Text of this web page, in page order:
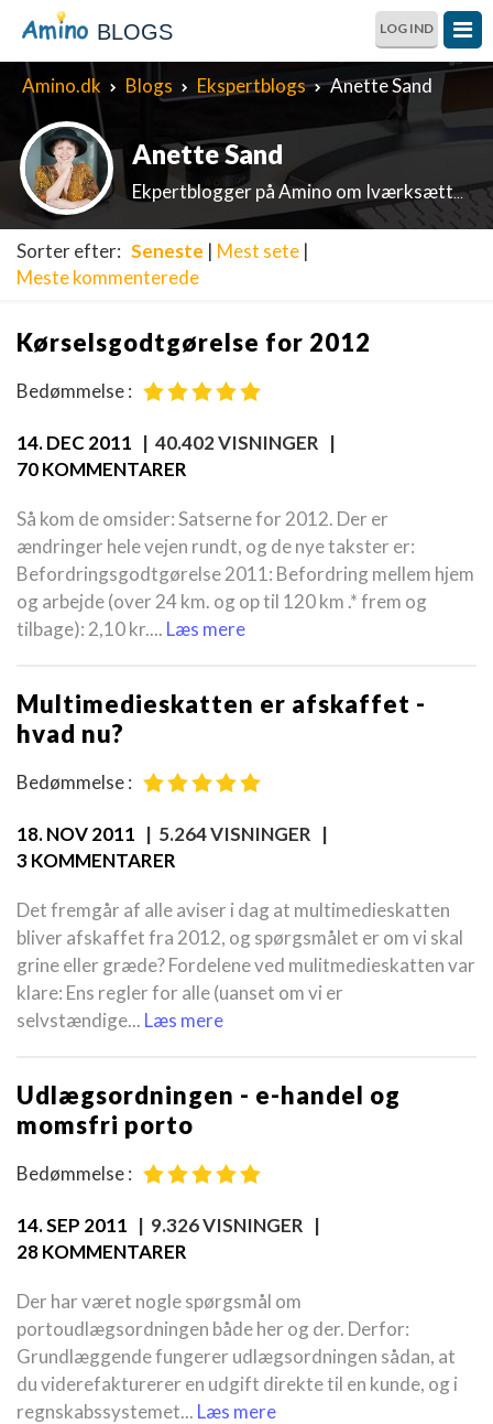
BLOGS LOG IND
Amino.dk Blogs Ekspertblogs Anette Sand
Anette Sand
Ekpertblogger på Amino om Iværksætterøkonomi og regnskabsudfordringer
Sorter efter: Seneste | Mest sete |
Meste kommenterede
Kørselsgodtgørelse for 2012
Bedømmelse :
14. DEC 2011 | 40.402 VISNINGER |
70 KOMMENTARER
Så kom de omsider: Satserne for 2012. Der er
ændringer hele vejen rundt, og de nye takster er:
Befordringsgodtgørelse 2011: Befordring mellem hjem
og arbejde (over 24 km. og op til 120 km .* frem og
tilbage): 2,10 kr.... Læs mere
Multimedieskatten er afskaffet -
hvad nu?
Bedømmelse :
18. NOV 2011 | 5.264 VISNINGER |
3 KOMMENTARER
Det fremgår af alle aviser i dag at multimedieskatten
bliver afskaffet fra 2012, og spørgsmålet er om vi skal
grine eller græde? Fordelene ved mulitmedieskatten var
klare: Ens regler for alle (uanset om vi er
selvstændige... Læs mere
Udlægsordningen - e-handel og
momsfri porto
Bedømmelse :
14. SEP 2011 | 9.326 VISNINGER |
28 KOMMENTARER
Der har været nogle spørgsmål om
portoudlægsordningen både her og der. Derfor:
Grundlæggende fungerer udlægsordningen sådan, at
du viderefakturerer en udgift direkte til en kunde, og i
regnskabssystemet... Læs mere